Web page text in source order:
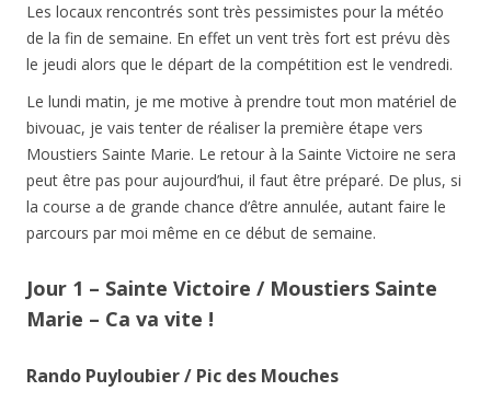
Les locaux rencontrés sont très pessimistes pour la météo
de la fin de semaine. En effet un vent très fort est prévu dès
le jeudi alors que le départ de la compétition est le vendredi.
Le lundi matin, je me motive à prendre tout mon matériel de
bivouac, je vais tenter de réaliser la première étape vers
Moustiers Sainte Marie. Le retour à la Sainte Victoire ne sera
peut être pas pour aujourd’hui, il faut être préparé. De plus, si
la course a de grande chance d’être annulée, autant faire le
parcours par moi même en ce début de semaine.
Jour 1 – Sainte Victoire / Moustiers Sainte
Marie – Ca va vite !
Rando Puyloubier / Pic des Mouches